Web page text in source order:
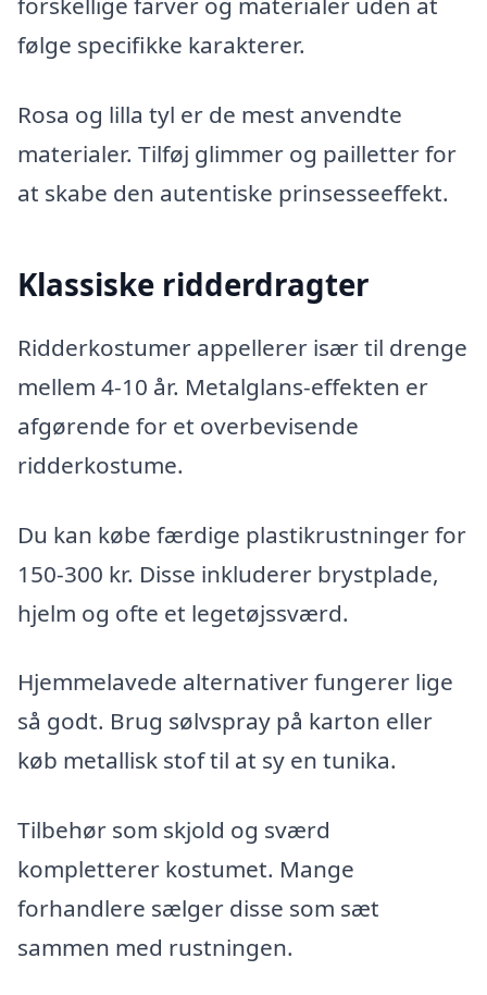
følge specifikke karakterer.
Rosa og lilla tyl er de mest anvendte
materialer. Tilføj glimmer og pailletter for
at skabe den autentiske prinsesseeffekt.
Klassiske ridderdragter
Ridderkostumer appellerer især til drenge
mellem 4-10 år. Metalglans-effekten er
afgørende for et overbevisende
ridderkostume.
Du kan købe færdige plastikrustninger for
150-300 kr. Disse inkluderer brystplade,
hjelm og ofte et legetøjssværd.
Hjemmelavede alternativer fungerer lige
så godt. Brug sølvspray på karton eller
køb metallisk stof til at sy en tunika.
Tilbehør som skjold og sværd
kompletterer kostumet. Mange
forhandlere sælger disse som sæt
sammen med rustningen.